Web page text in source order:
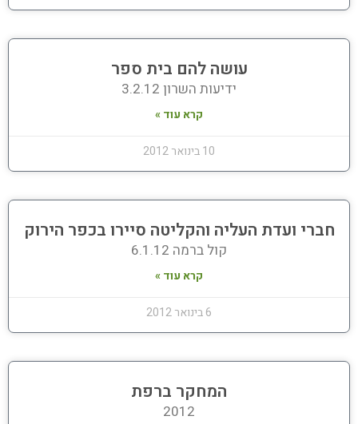
עושה להם בית ספר
ידיעות השרון 3.2.12
קרא עוד »
10 בינואר 2012
חברי ועדת העליה והקליטה סיירו בכפר הירוק
קול ברמה 6.1.12
קרא עוד »
6 בינואר 2012
המחקר ברפת
2012